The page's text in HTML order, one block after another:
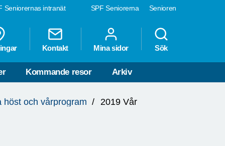
SPF Seniorerna Senioren
Seniorernas intranät
Kontakt Mina sidor Sök
Kommande resor Arkiv
höst och vårprogram 2019 Vår